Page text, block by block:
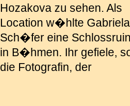
Hozakova zu sehen. Als
Location w�hlte Gabriela
Sch�fer eine
in B�hmen. Ihr gefiele,
die Fotografin, der